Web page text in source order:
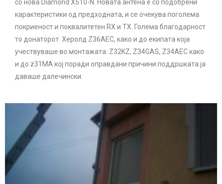
со нова Diamond X510-N. Новата антена е со подобрени
карактеристики од предходната, и се очекува поголема
покриеност и поквалитетен RX и TX. Голема благодарност
то донаторот Херолд Z36AEC, како и до екипата која
учествуваше во монтажата: Z32KZ, Z34GAS, Z34AEC како
и до z31MA кој поради оправдани причини поддршката ја
даваше далечински.